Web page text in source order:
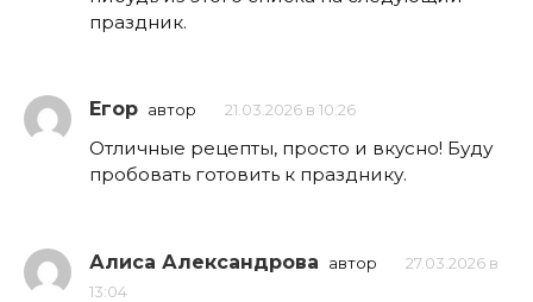
праздник.
Егор автор 21.03.2026 в 10:26
Отличные рецепты, просто и вкусно! Буду
пробовать готовить к празднику.
Алиса Александрова автор
27.03.2026 в
13:04